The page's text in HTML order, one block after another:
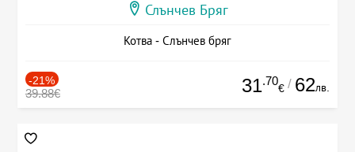
Слънчев Бряг
Котва - Слънчев бряг
-21%
39.88€ 31.70
€ / 62лв.